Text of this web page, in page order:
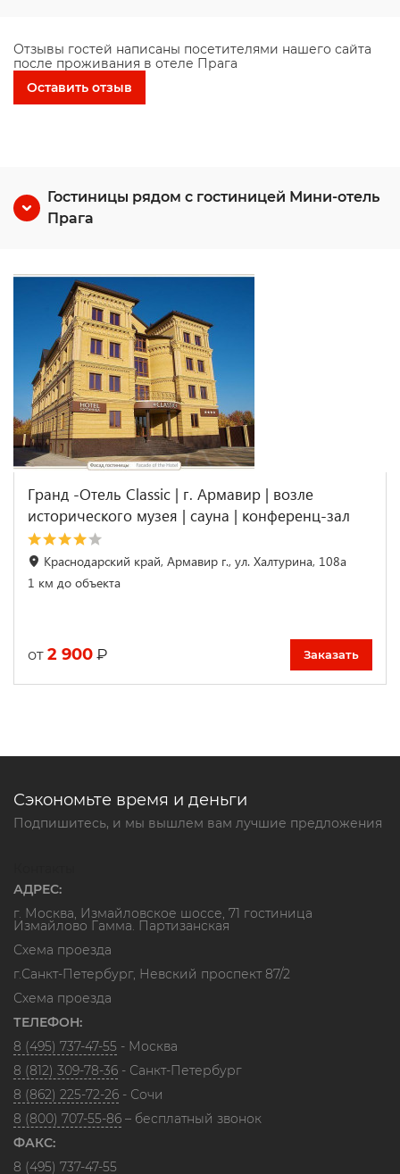
Отзывы гостей написаны посетителями нашего сайта
после проживания в отеле Прага
Оставить отзыв
Гостиницы рядом с гостиницей Мини-отель
Прага
Гранд -Отель Classic | г. Армавир | возле
исторического музея | сауна | конференц-зал
Краснодарский край, Армавир г., ул. Халтурина, 108а
1 км до объекта
от 2 900 ₽ Заказать
Сэкономьте время и деньги
Подпишитесь, и мы вышлем вам лучшие предложения
АДРЕС:
г. Москва, Измайловское шоссе, 71 гостиница
Измайлово Гамма. Партизанская
Схема проезда
г.Санкт-Петербург, Невский проспект 87/2
Схема проезда
ТЕЛЕФОН:
8 (495) 737-47-55 - Москва
8 (812) 309-78-36 - Санкт-Петербург
8 (862) 225-72-26 - Сочи
8 (800) 707-55-86 – бесплатный звонок
ФАКС:
8 (495) 737-47-55